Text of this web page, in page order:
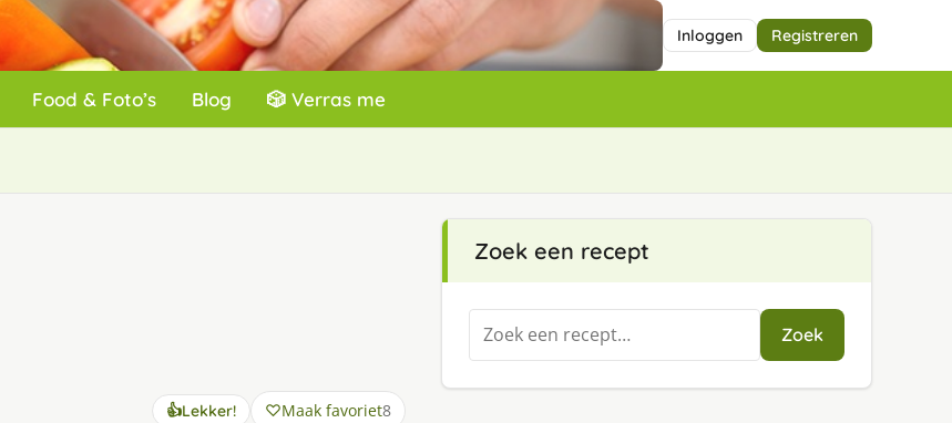
Inloggen Registreren
Food & Foto’s Blog 🎲 Verras me
👍Lekker! Maak favoriet8
Zoek een recept
Zoeken
naar:
Zoek